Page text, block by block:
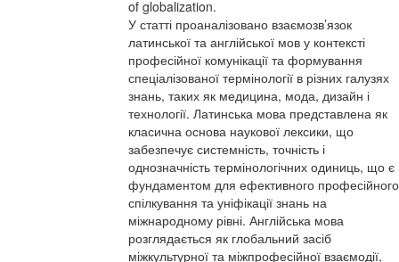
of globalization.
У статті проаналізовано взаємозв’язок
латинської та англійської мов у контексті
професійної комунікації та формування
спеціалізованої термінології в різних галузях
знань, таких як медицина, мода, дизайн і
технології. Латинська мова представлена як
класична основа наукової лексики, що
забезпечує системність, точність і
однозначність термінологічних одиниць, що є
фундаментом для ефективного професійного
спілкування та уніфікації знань на
міжнародному рівні. Англійська мова
розглядається як глобальний засіб
міжкультурної та міжпрофесійної взаємодії,